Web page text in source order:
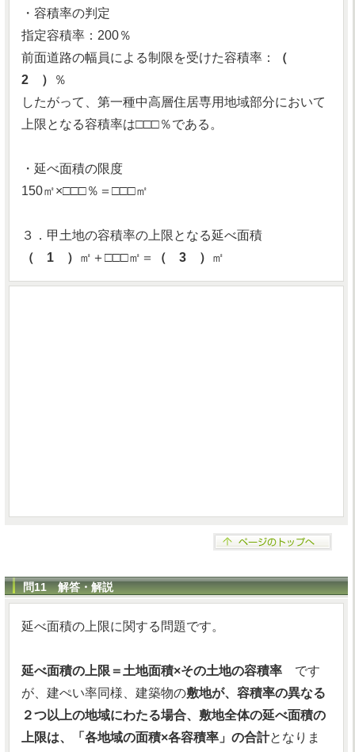
・容積率の判定
指定容積率：200％
前面道路の幅員による制限を受けた容積率：
（
2 ）
％
したがって、第一種中高層住居専用地域部分において
上限となる容積率は□□□％である。
・延べ面積の限度
150㎡×□□□％＝□□□㎡
３．甲土地の容積率の上限となる延べ面積
（ 1 ）
㎡＋□□□㎡＝ （ 3 ） ㎡
問11 解答・解説
延べ面積の上限に関する問題です。
延べ面積の上限＝土地面積×その土地の容積率 です
が、建ぺい率同様、建築物の敷地が、容積率の異なる
２つ以上の地域にわたる場合、敷地全体の延べ面積の
上限は、「各地域の面積×各容積率」の合計となりま